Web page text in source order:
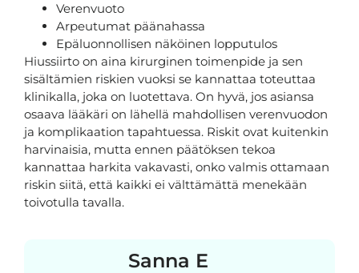
Verenvuoto
Arpeutumat päänahassa
Epäluonnollisen näköinen lopputulos
Hiussiirto on aina kirurginen toimenpide ja sen
sisältämien riskien vuoksi se kannattaa toteuttaa
klinikalla, joka on luotettava. On hyvä, jos asiansa
osaava lääkäri on lähellä mahdollisen verenvuodon
ja komplikaation tapahtuessa. Riskit ovat kuitenkin
harvinaisia, mutta ennen päätöksen tekoa
kannattaa harkita vakavasti, onko valmis ottamaan
riskin siitä, että kaikki ei välttämättä menekään
toivotulla tavalla.
Sanna E